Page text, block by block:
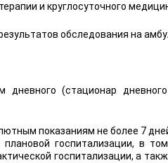
и круглосуточного
обследования на
(стационар дневного
показаниям не более 7
госпитализации, в
госпитализации, а